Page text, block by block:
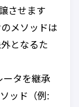
させます
メソッドは
となるた
ータを継承
ッド（例: